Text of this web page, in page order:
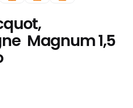
Magnum 1,5